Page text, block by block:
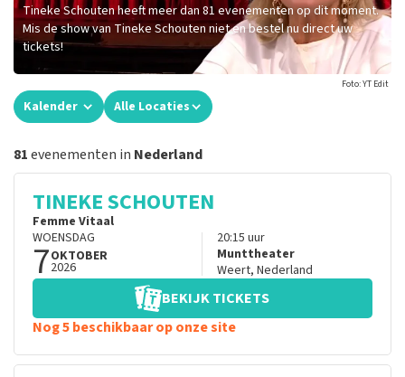
Tineke Schouten heeft meer dan 81 evenementen op dit moment.
Mis de show van Tineke Schouten niet en bestel nu direct uw
tickets!
Foto: YT Edit
Kalender Alle Locaties
81evenementen in Nederland
TINEKE SCHOUTEN
Femme Vitaal
WOENSDAG
7OKTOBER
2026
20:15 uur
Munttheater
Weert, Nederland
BEKIJK TICKETS
Nog 5 beschikbaar op onze site